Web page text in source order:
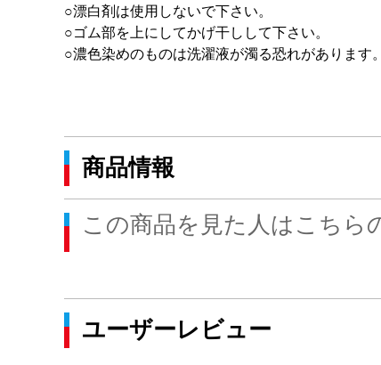
○漂白剤は使用しないで下さい。
○ゴム部を上にしてかげ干しして下さい。
○濃色染めのものは洗濯液が濁る恐れがあります
商品情報
この商品を見た人はこちら
ユーザーレビュー